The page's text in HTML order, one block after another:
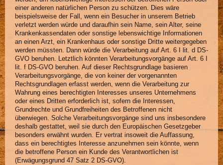
einer anderen natürlichen Person zu schützen. Dies wäre
beispielsweise der Fall, wenn ein Besucher in unserem Betrieb
verletzt werden würde und daraufhin sein Name, sein Alter, seine
Krankenkassendaten oder sonstige lebenswichtige Informationen
an einen Arzt, ein Krankenhaus oder sonstige Dritte weitergegeben
werden müssten. Dann würde die Verarbeitung auf Art. 6 I lit. d DS-
GVO beruhen. Letztlich könnten Verarbeitungsvorgänge auf Art. 6 I
lit. f DS-GVO beruhen. Auf dieser Rechtsgrundlage basieren
Verarbeitungsvorgänge, die von keiner der vorgenannten
Rechtsgrundlagen erfasst werden, wenn die Verarbeitung zur
Wahrung eines berechtigten Interesses unseres Unternehmens
oder eines Dritten erforderlich ist, sofern die Interessen,
Grundrechte und Grundfreiheiten des Betroffenen nicht
überwiegen. Solche Verarbeitungsvorgänge sind uns insbesondere
deshalb gestattet, weil sie durch den Europäischen Gesetzgeber
besonders erwähnt wurden. Er vertrat insoweit die Auffassung,
dass ein berechtigtes Interesse anzunehmen sein könnte, wenn
die betroffene Person ein Kunde des Verantwortlichen ist
(Erwägungsgrund 47 Satz 2 DS-GVO).